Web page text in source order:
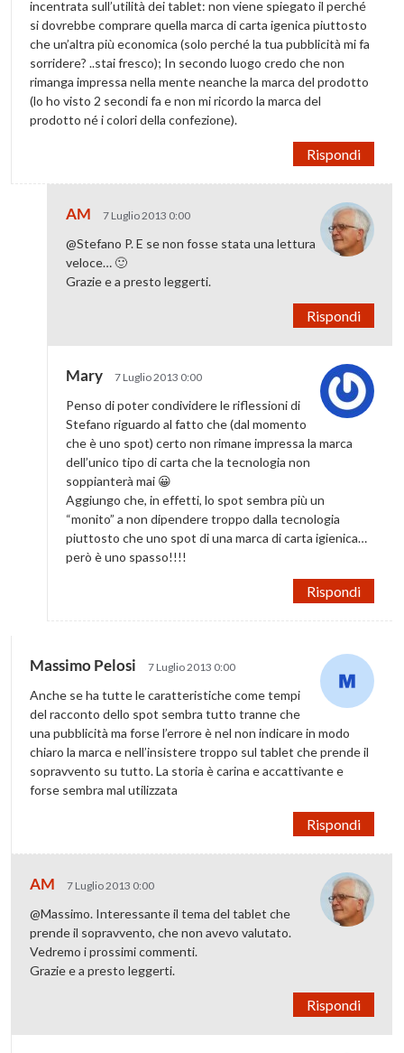
incentrata sull’utilità dei tablet: non viene spiegato il perché
si dovrebbe comprare quella marca di carta igenica piuttosto
che un’altra più economica (solo perché la tua pubblicità mi fa
sorridere? ..stai fresco); In secondo luogo credo che non
rimanga impressa nella mente neanche la marca del prodotto
(lo ho visto 2 secondi fa e non mi ricordo la marca del
prodotto né i colori della confezione).
Rispondi
AM 7 Luglio 2013 0:00
@Stefano P. E se non fosse stata una lettura
veloce… 🙂
Grazie e a presto leggerti.
Rispondi
Mary 7 Luglio 2013 0:00
Penso di poter condividere le riflessioni di
Stefano riguardo al fatto che (dal momento
che è uno spot) certo non rimane impressa la marca
dell’unico tipo di carta che la tecnologia non
soppianterà mai 😀
Aggiungo che, in effetti, lo spot sembra più un
“monito” a non dipendere troppo dalla tecnologia
piuttosto che uno spot di una marca di carta igienica…
però è uno spasso!!!!
Rispondi
Massimo Pelosi 7 Luglio 2013 0:00
Anche se ha tutte le caratteristiche come tempi
del racconto dello spot sembra tutto tranne che
una pubblicità ma forse l’errore è nel non indicare in modo
chiaro la marca e nell’insistere troppo sul tablet che prende il
sopravvento su tutto. La storia è carina e accattivante e
forse sembra mal utilizzata
Rispondi
AM 7 Luglio 2013 0:00
@Massimo. Interessante il tema del tablet che
prende il sopravvento, che non avevo valutato.
Vedremo i prossimi commenti.
Grazie e a presto leggerti.
Rispondi